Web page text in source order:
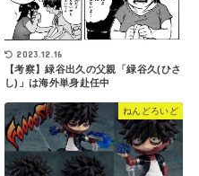
2023.12.16
【考察】緑谷出久の父親「緑谷久(ひさ
し)」は海外単身赴任中
ねんどろいど